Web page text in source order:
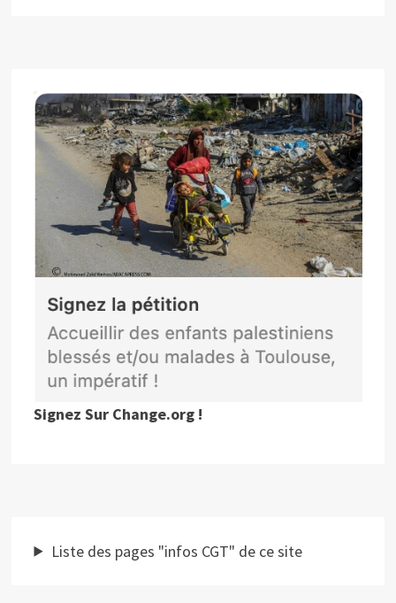
Signez Sur Change.org !
Liste des pages "infos CGT" de ce site